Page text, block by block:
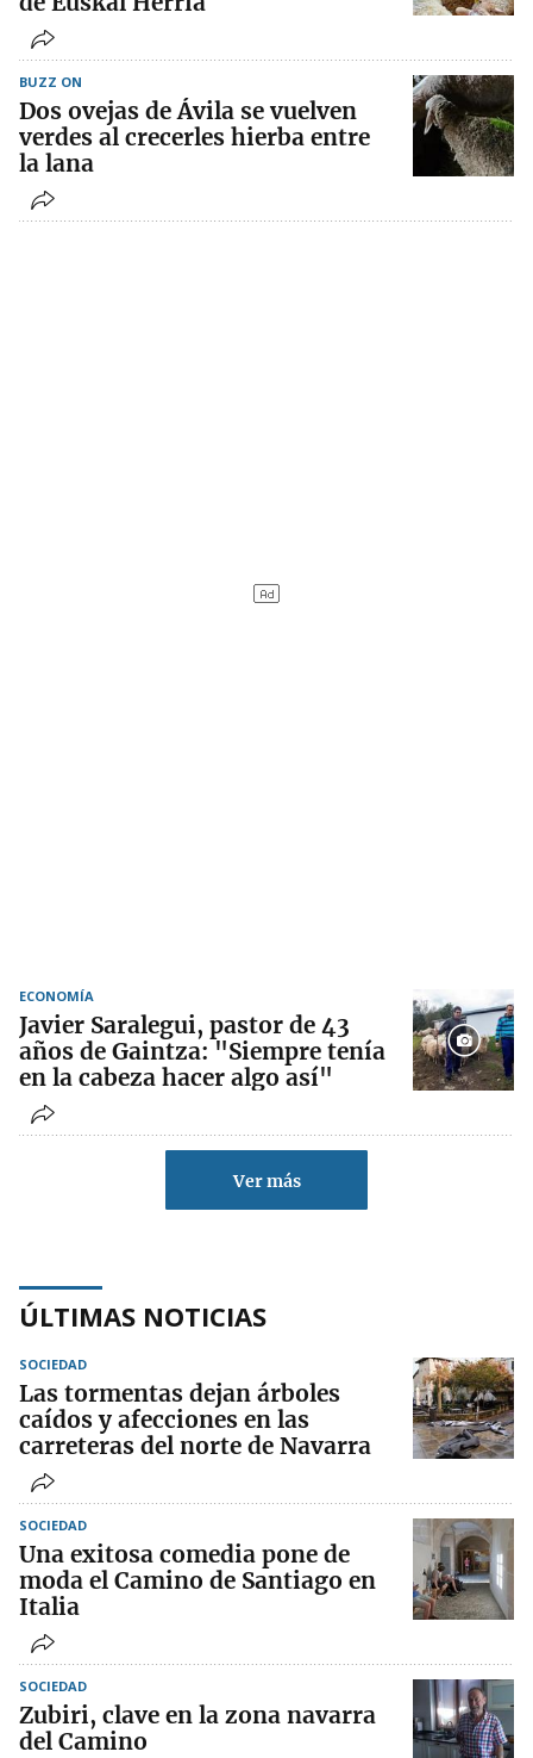
BUZZ ON
Dos ovejas de Ávila se vuelven
verdes al crecerles hierba entre
la lana
ECONOMÍA
Javier Saralegui, pastor de 43
años de Gaintza: "Siempre tenía
en la cabeza hacer algo así"
Ver más
ÚLTIMAS NOTICIAS
SOCIEDAD
Las tormentas dejan árboles
caídos y afecciones en las
carreteras del norte de Navarra
SOCIEDAD
Una exitosa comedia pone de
moda el Camino de Santiago en
Italia
SOCIEDAD
Zubiri, clave en la zona navarra
del Camino